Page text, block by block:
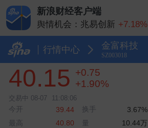
新浪财经客户端
舆情机会：兆易创新 +7.18%
舆情机会：长鑫科技 +1.23%
舆情机会：长电科技 +1.48%
舆情机会：中际旭创 +3.17%
舆情机会：云南锗业
行情中心 金富科技
SZ003018
40.15 +0.75
+1.90%
交易中 08-07 11:08:06
今开 39.44 换手 3.67%
最高
40.80 10.44万